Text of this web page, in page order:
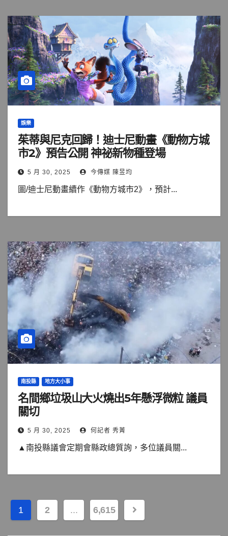
娛樂
茱蒂與尼克回歸！迪士尼動畫《動物方城
市2》預告公開 神祕新物種登場
5 月 30, 2025 今傳媒 陳昱均
圖/迪士尼動畫續作《動物方城市2》，預計...
南投縣 地方大小事
名間鄉垃圾山大火燒出5年懸浮微粒 議員
關切
5 月 30, 2025 何記者 秀菁
▲南投縣議會定期會縣政總質詢，多位議員關...
文
章
1 2 ... 6,615